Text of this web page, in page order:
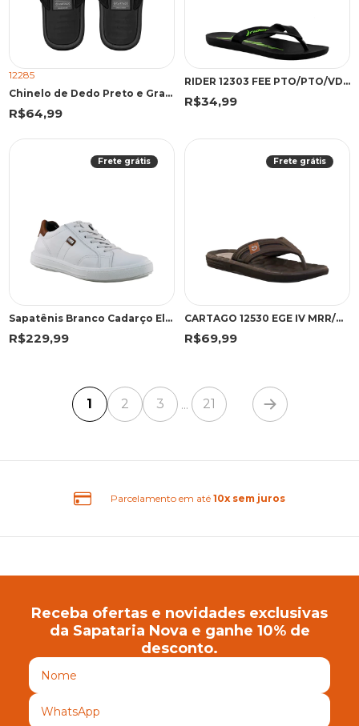
12285
Chinelo de Dedo Preto e Grafite Elegante Casual | Cartago
R$64,99
RIDER 12303 FEE PTO/PTO/VDE 43 PKV 12303 PRETO/PRETO/VERDE
R$34,99
Frete grátis
Sapatênis Branco Cadarço Elástico | Pegada
R$229,99
Frete grátis
CARTAGO 12530 EGE IV MRR/MRR/B 43 WGF 12530 MARROM/MARROM/BEGE
R$69,99
1 2 3 ... 21
Frete Grátis
Receba ofertas e novidades exclusivas
da Sapataria Nova e ganhe 10% de
desconto.